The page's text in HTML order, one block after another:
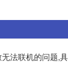
法联机的问题,